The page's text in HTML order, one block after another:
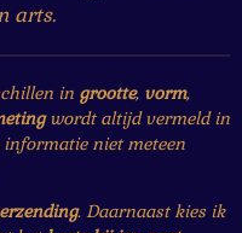
arts.
in grootte, vorm,
wordt altijd vermeld in
informatie niet meteen
. Daarnaast kies ik